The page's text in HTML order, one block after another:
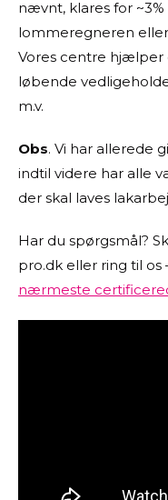
nævnt, klares for
lommeregneren
Vores centre hjælper
løbende
m.v.
Obs. Vi har allerede
indtil videre har alle
der skal laves
Har du spørgsmål?
pro.dk eller ring til os
nærmeste